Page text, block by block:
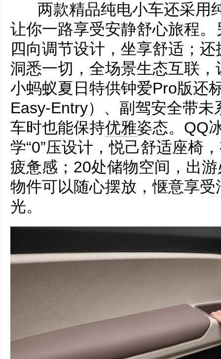
两款精品纯电小车还采用
让你一路享受安静舒心旅程
四向调节设计，坐享舒适；
洞悉一切，全场景生态互联
小蚂蚁夏日特供钟爱Pro版还
Easy-Entry）、副驾安全带
车时也能保持优雅姿态。QQ
学“0”压设计，悦己舒适座椅
疲惫感；20处储物空间，出
物件可以随心摆放，惬意享
光。